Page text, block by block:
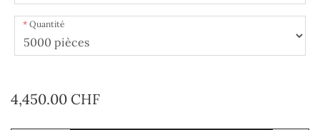
Quantité
4,450.00 CHF